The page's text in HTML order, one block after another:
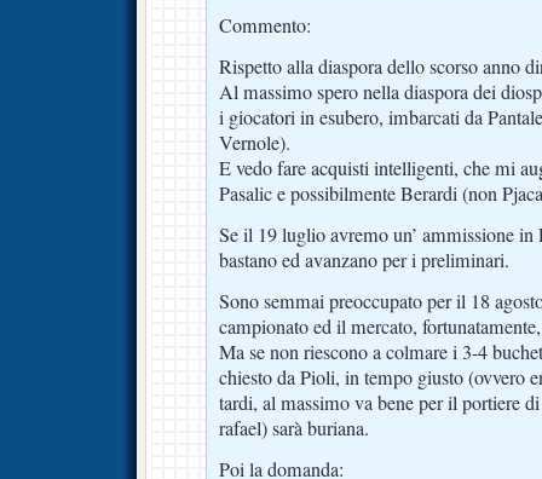
Commento:
Rispetto alla diaspora dello scorso anno
Al massimo spero nella diaspora dei
i giocatori in esubero, imbarcati da
Vernole).
E vedo fare acquisti intelligenti, che mi
Pasalic e possibilmente Berardi (non
Se il 19 luglio avremo un’ ammissione
bastano ed avanzano per i preliminari.
Sono semmai preoccupato per il 18
campionato ed il mercato,
Ma se non riescono a colmare i 3-4
chiesto da Pioli, in tempo giusto (ovvero
tardi, al massimo va bene per il portiere
rafael) sarà buriana.
Poi la domanda: